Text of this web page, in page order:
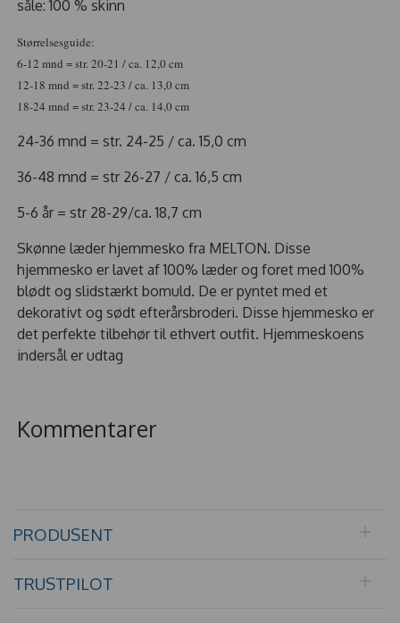
såle: 100 % skinn
Størrelsesguide:
6-12 mnd = str. 20-21 / ca. 12,0 cm
12-18 mnd = str. 22-23 / ca. 13,0 cm
18-24 mnd = str. 23-24 / ca. 14,0 cm
24-36 mnd = str. 24-25 / ca. 15,0 cm
36-48 mnd = str 26-27 / ca. 16,5 cm
5-6 år = str 28-29/ca. 18,7 cm
Skønne læder hjemmesko fra MELTON. Disse
hjemmesko er lavet af 100% læder og foret med 100%
blødt og slidstærkt bomuld. De er pyntet med et
dekorativt og sødt efterårsbroderi. Disse hjemmesko er
det perfekte tilbehør til ethvert outfit. Hjemmeskoens
indersål er udtag
Kommentarer
PRODUSENT
TRUSTPILOT